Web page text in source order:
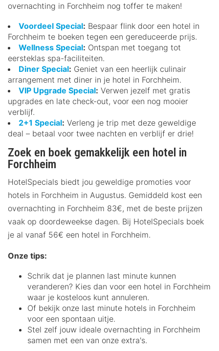
overnachting in Forchheim nog toffer te maken!
Voordeel Special: Bespaar flink door een hotel in
Forchheim te boeken tegen een gereduceerde prijs.
Wellness Special: Ontspan met toegang tot
eersteklas spa-faciliteiten.
Diner Special: Geniet van een heerlijk culinair
arrangement met diner in je hotel in Forchheim.
VIP Upgrade Special: Verwen jezelf met gratis
upgrades en late check-out, voor een nog mooier
verblijf.
2+1 Special: Verleng je trip met deze geweldige
deal – betaal voor twee nachten en verblijf er drie!
Zoek en boek gemakkelijk een hotel in
Forchheim
HotelSpecials biedt jou geweldige promoties voor
hotels in Forchheim in Augustus. Gemiddeld kost een
overnachting in Forchheim 83€, met de beste prijzen
vaak op doordeweekse dagen. Bij HotelSpecials boek
je al vanaf 56€ een hotel in Forchheim.
Onze tips:
Schrik dat je plannen last minute kunnen
veranderen? Kies dan voor een hotel in Forchheim
waar je kosteloos kunt annuleren.
Of bekijk onze last minute hotels in Forchheim
voor een spontaan uitje.
Stel zelf jouw ideale overnachting in Forchheim
samen met een van onze extra's.